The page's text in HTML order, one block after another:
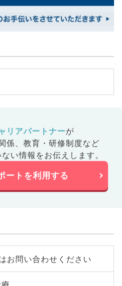
リアパートナーが
係、 教育・研修制度など
い情報をお伝えします。
ートを利用する
お問い合わせください